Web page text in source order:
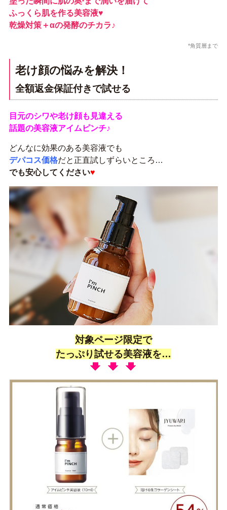
*
ふっくら肌を作る美容液♥
乾燥対策＋αの発酵のチカラ♪
*角質層まで
老け顔の悩みを解決！
全額返金保証付きで試せる
目元のシワや老け顔も見違える
話題の美容液アイムピンチ♪
どんなに効果のある美容液でも
デパコス価格だと正直試しずらいところ…
でも安心してください♥
対象ページ限定で
たっぷり試せる美容液を…